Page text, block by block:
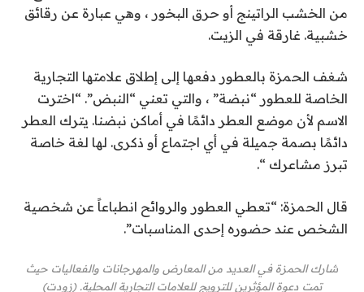
من الخشب الراتينج أو حرق البخور ، وهي عبارة عن رقائق
خشبية. غارقة في الزيت.
شغف الحمزة بالعطور دفعها إلى إطلاق علامتها التجارية
الخاصة للعطور “نبضة” ، والتي تعني “النبض”. “اخترت
الاسم لأن موضع العطر دائمًا في أماكن نبضنا. يترك العطر
دائمًا بصمة جميلة في أي اجتماع أو ذكرى. لها لغة خاصة
تبرز مشاعرك “.
قال الحمزة: “تعطي العطور والروائح انطباعاً عن شخصية
الشخص عند حضوره إحدى المناسبات”.
شارك الحمزة في العديد من المعارض والمهرجانات والفعاليات حيث
تمت دعوة المؤثرين للترويج للعلامات التجارية المحلية. (زودت)